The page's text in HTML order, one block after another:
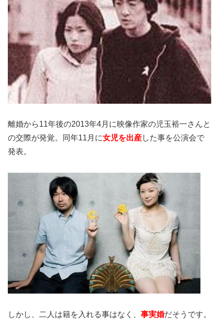
離婚から11年後の2013年4月に映像作家の児玉裕一さんと
の交際が発覚。同年11月に女児を出産した事を公演会で
発表。
しかし、二人は籍を入れる事はなく、 事実婚だそうです。